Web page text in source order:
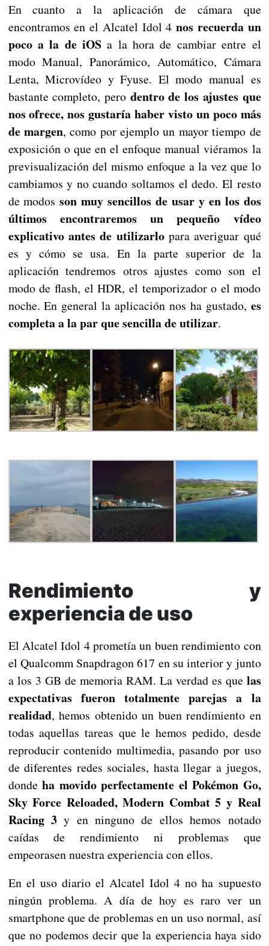
En cuanto a la aplicación de cámara que
encontramos en el Alcatel Idol 4 nos recuerda un
poco a la de iOS a la hora de cambiar entre el
modo Manual, Panorámico, Automático, Cámara
Lenta, Microvídeo y Fyuse. El modo manual es
bastante completo, pero dentro de los ajustes que
nos ofrece, nos gustaría haber visto un poco más
de margen, como por ejemplo un mayor tiempo de
exposición o que en el enfoque manual viéramos la
previsualización del mismo enfoque a la vez que lo
cambiamos y no cuando soltamos el dedo. El resto
de modosson muy sencillos de usar y en los dos
últimos encontraremos un pequeño vídeo
explicativo antes de utilizarlopara averiguar qué
es y cómo se usa. En la parte superior de la
aplicación tendremos otros ajustes como son el
modo de flash, el HDR, el temporizador o el modo
noche. En general la aplicación nos ha gustado, es
completa a la par que sencilla de utilizar.
Rendimiento y
experiencia de uso
El Alcatel Idol 4 prometía un buen rendimiento con
el Qualcomm Snapdragon 617 en su interior y junto
a los 3 GB de memoria RAM. La verdad es que las
expectativas fueron totalmente parejas a la
realidad, hemos obtenido un buen rendimiento en
todas aquellas tareas que le hemos pedido, desde
reproducir contenido multimedia, pasando por uso
de diferentes redes sociales, hasta llegar a juegos,
donde ha movido perfectamente el Pokémon Go,
Sky Force Reloaded, Modern Combat 5 y Real
Racing 3y en ninguno de ellos hemos notado
caídas de rendimiento ni problemas que
empeorasen nuestra experiencia con ellos.
En el uso diario el Alcatel Idol 4 no ha supuesto
ningún problema. A día de hoy es raro ver un
smartphone que de problemas en un uso normal, así
que no podemos decir que la experiencia haya sido